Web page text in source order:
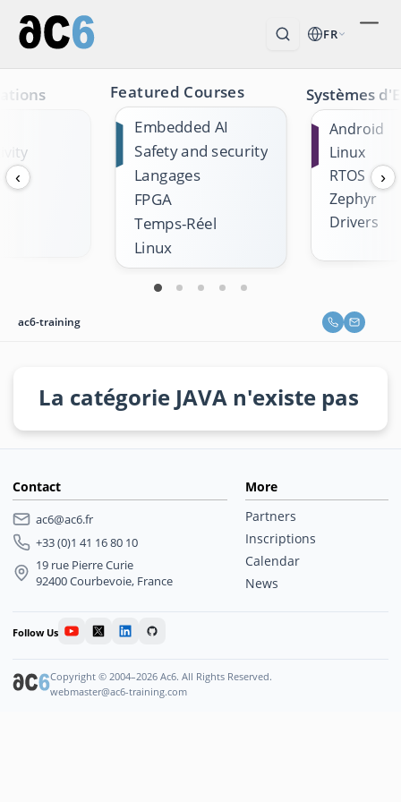
FR
‹
Featured Courses
Embedded AI
Safety and security
Langages
FPGA
Temps-Réel
Linux
Systèmes
Android
Linux
RTOS
Zephyr
Drivers
›
ac6-training
La catégorie JAVA n'existe pas
Contact
ac6@ac6.fr
+33 (0)1 41 16 80 10
19 rue Pierre Curie
92400 Courbevoie, France
More
Partners
Inscriptions
Calendar
News
Follow Us
Copyright © 2004–2026 Ac6. All Rights Reserved.
webmaster@ac6-training.com